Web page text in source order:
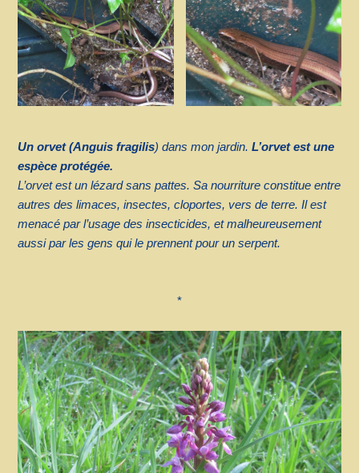
Un orvet (Anguis fragilis) dans mon jardin.L’orvet est une
espèce protégée.
L’orvet est un lézard sans pattes. Sa nourriture constitue entre
autres des limaces, insectes, cloportes, vers de terre. Il est
menacé par l’usage des insecticides, et malheureusement
aussi par les gens qui le prennent pour un serpent.
*